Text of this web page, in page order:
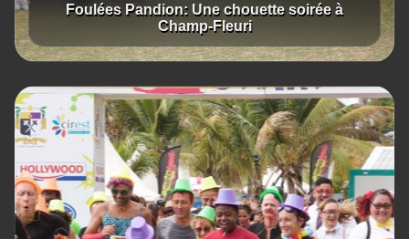
Foulées Pandion: Une chouette soirée à
Champ-Fleuri